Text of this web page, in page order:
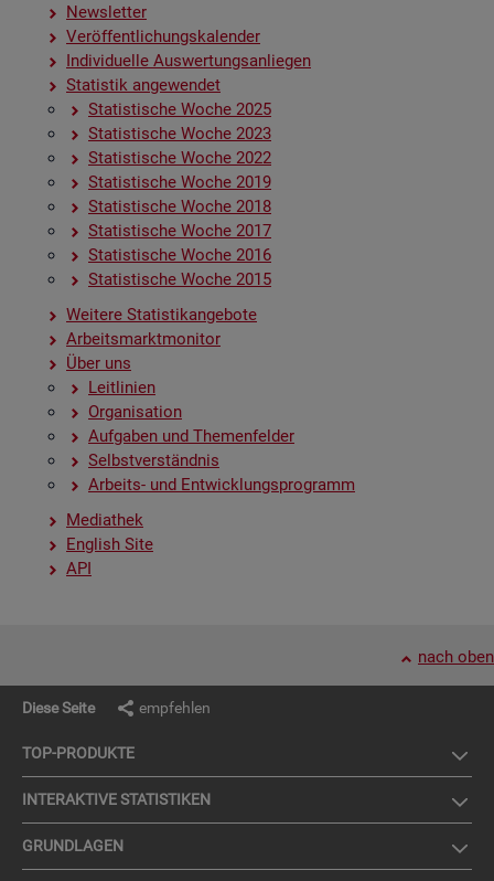
News­let­ter
Ver­öf­fent­li­chungs­ka­len­der
In­di­vi­du­el­le Aus­wer­tungs­an­lie­gen
Sta­tis­tik an­ge­wen­det
Sta­tis­ti­sche Woche 2025
Sta­tis­ti­sche Woche 2023
Sta­tis­ti­sche Woche 2022
Sta­tis­ti­sche Woche 2019
Sta­tis­ti­sche Woche 2018
Sta­tis­ti­sche Woche 2017
Sta­tis­ti­sche Woche 2016
Sta­tis­ti­sche Woche 2015
Wei­te­re Sta­tis­tik­an­ge­bo­te
Ar­beits­markt­mo­ni­tor
Über uns
Leit­li­ni­en
Or­ga­ni­sa­ti­on
Auf­ga­ben und The­men­fel­der
Selbst­ver­ständ­nis
Ar­beits- und Ent­wick­lungs­pro­gramm
Me­dia­thek
English Site
API
nach oben
Diese Seite empfehlen
TOP-PRO­DUK­TE
IN­TER­AK­TI­VE STA­TIS­TI­KEN
GRUND­LA­GEN